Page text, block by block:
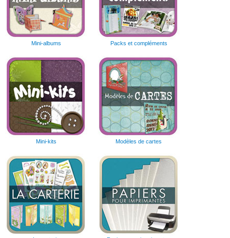
Mini-albums Packs et compléments
Mini-kits Modèles de cartes